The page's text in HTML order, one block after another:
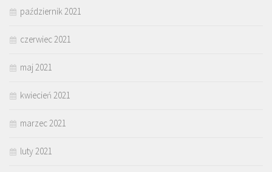
październik 2021
czerwiec 2021
maj 2021
kwiecień 2021
marzec 2021
luty 2021